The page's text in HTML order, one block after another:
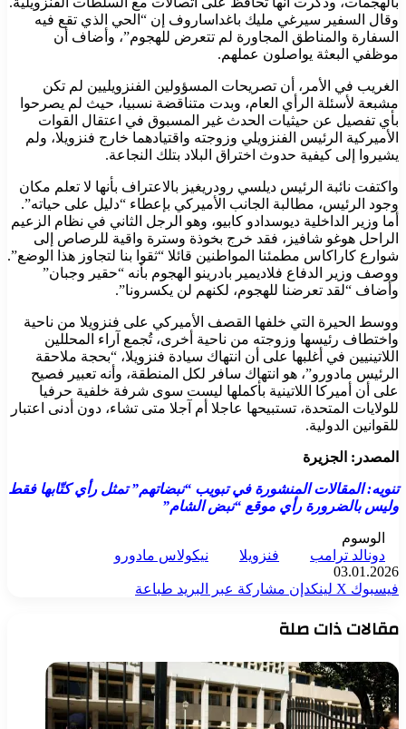
وقال السفير سيرغي مليك باغداساروف إن “الحي الذي تقع فيه
السفارة والمناطق المجاورة لم تتعرض للهجوم”، وأضاف أن
موظفي البعثة يواصلون عملهم.
الغريب في الأمر، أن تصريحات المسؤولين الفنزويليين لم تكن
مشبعة لأسئلة الرأي العام، وبدت متناقضة نسبيا، حيث لم يصرحوا
بأي تفصيل عن حيثيات الحدث غير المسبوق في اعتقال القوات
الأميركية الرئيس الفنزويلي وزوجته واقتيادهما خارج فنزويلا، ولم
يشيروا إلى كيفية حدوث اختراق البلاد بتلك النجاعة.
واكتفت نائبة الرئيس ديلسي رودريغيز بالاعتراف بأنها لا تعلم مكان
وجود الرئيس، مطالبة الجانب الأميركي بإعطاء “دليل على حياته”.
أما وزير الداخلية ديوسدادو كابيو، وهو الرجل الثاني في نظام الزعيم
الراحل هوغو شافيز، فقد خرج بخوذة وسترة واقية للرصاص إلى
شوارع كاراكاس مطمئنا المواطنين قائلا “ثقوا بنا لتجاوز هذا الوضع”.
ووصف وزير الدفاع فلاديمير بادرينو الهجوم بأنه “حقير وجبان”
وأضاف “لقد تعرضنا للهجوم، لكنهم لن يكسرونا”.
ووسط الحيرة التي خلفها القصف الأميركي على فنزويلا من ناحية
واختطاف رئيسها وزوجته من ناحية أخرى، تُجمع آراء المحللين
اللاتينيين في أغلبها على أن انتهاك سيادة فنزويلا، “بحجة ملاحقة
الرئيس مادورو”، هو انتهاك سافر لكل المنطقة، وأنه تعبير فصيح
على أن أميركا اللاتينية بأكملها ليست سوى شرفة خلفية حرفيا
للولايات المتحدة، تستبيحها عاجلا أم آجلا متى تشاء، دون أدنى اعتبار
للقوانين الدولية.
المصدر: الجزيرة
تنويه: المقالات المنشورة في تبويب “نبضاتهم” تمثل رأي كتّابها فقط
وليس بالضرورة رأي موقع “نبض الشام”
الوسوم
دونالد ترامب
فنزويلا
نيكولاس مادورو
03.01.2026
فيسبوك ‫X لينكدإن مشاركة عبر البريد طباعة
مقالات ذات صلة